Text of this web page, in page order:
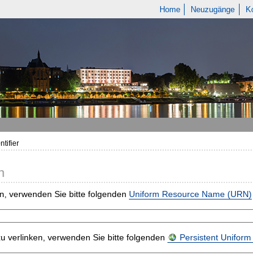
Home Neuzugänge
verwenden Sie bitte folgenden Uniform Resource Name (URN)
verlinken, verwenden Sie bitte folgenden Persistent